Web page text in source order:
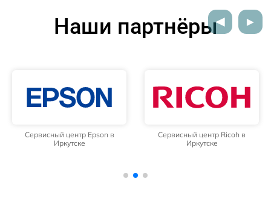
Наши партнёры
Сервисный центр Epson в
Иркутске
Сервисный центр Ricoh в
Иркутске